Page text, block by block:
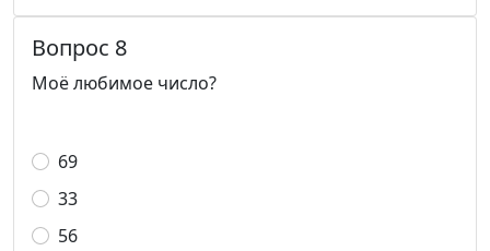
Вопрос 8
Моё любимое число?
69
33
56